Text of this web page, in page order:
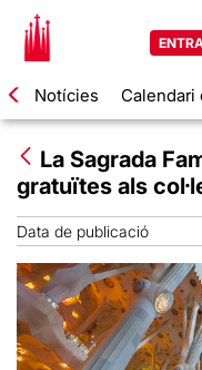
Notícies Calendari
La Sagrada
gratuïtes als
Data de publicació